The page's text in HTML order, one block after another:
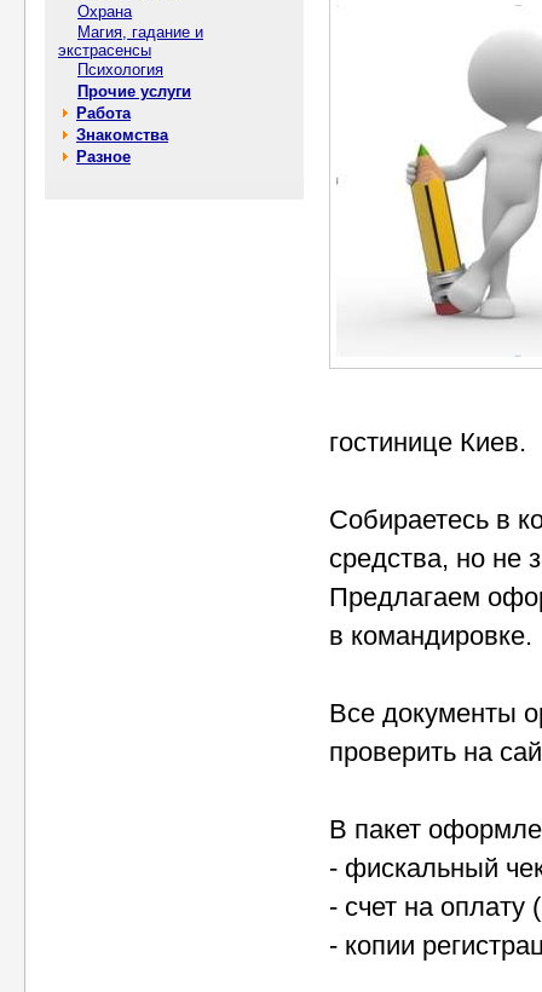
Охрана
Магия, гадание и
экстрасенсы
Психология
Прочие услуги
Работа
Знакомства
Разное
гостинице Киев.
Собираетесь в
средства, но не
Предлагаем
в командировке.
Все документы
проверить на
В пакет
- фискальный
- счет на оплату
- копии